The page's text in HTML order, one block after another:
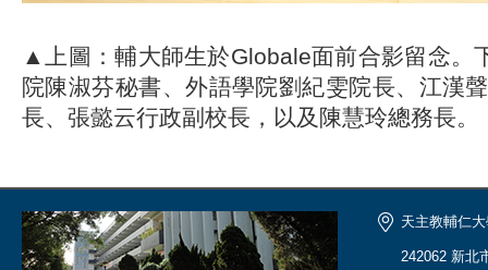
▲上圖：輔大師生於Globale面前合影留念。
院陳淑芬秘書、外語學院劉紀雯院長、江漢
長、張懿云行政副校長，以及陳慧玲總務長。
天主教輔仁
242062 新北